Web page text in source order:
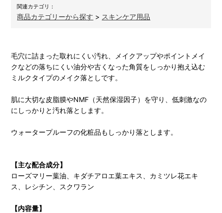
関連カテゴリ：
商品カテゴリーから探す > スキンケア用品
毛穴に詰まった取れにくい汚れ、メイクアップやポイントメイ
クなどの落ちにくい油分や古くなった角質をしっかり抱え込む
ミルクタイプのメイク落としです。
肌に大切な皮脂膜やNMF（天然保湿因子）を守り、低刺激なの
にしっかりと汚れ落とします。
ウォータープルーフの化粧品もしっかり落とします。
【主な配合成分】
ローズマリー葉油、キダチアロエ葉エキス、カミツレ花エキ
ス、レシチン、スクワラン
【内容量】